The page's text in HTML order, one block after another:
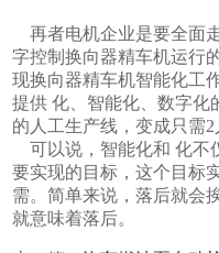
再者电机企业是要全面
字控制换向器精车机运行
现换向器精车机智能化工
提供 化、智能化、数字化
的人工生产线，变成只需2
可以说，智能化和 化不
要实现的目标，这个目标
需。简单来说，落后就会
就意味着落后。